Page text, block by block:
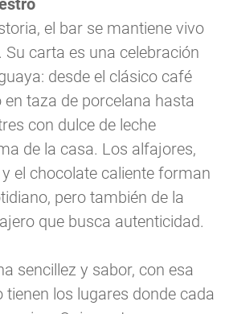
el bar se mantiene vivo
Su carta es una celebración
desde el clásico café
en taza de porcelana hasta
con dulce de leche
de la casa. Los alfajores,
el chocolate caliente forman
pero también de la
que busca autenticidad.
sencillez y sabor, con esa
tienen los lugares donde cada